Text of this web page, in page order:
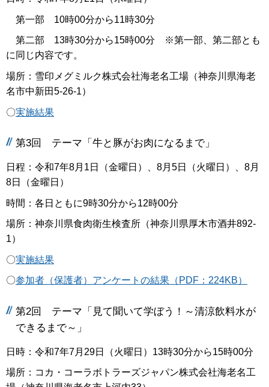
第一部 10時00分から11時30分
第二部 13時30分から15時00分 ※第一部、第二部とも
に同じ内容です。
場所：雪印メグミルク株式会社海老名工場（神奈川県海老
名市中新田5-26-1）
〇実施結果
第3回 テーマ「牛と豚がお肉になるまで」
日程：令和7年8月1日（金曜日）、8月5日（火曜日）、8月
8日（金曜日）
時間：各日ともに9時30分から12時00分
場所：神奈川県食肉衛生検査所（神奈川県厚木市酒井892-
1）
〇実施結果
〇参加者（保護者）アンケートの結果（PDF：224KB）
第2回 テーマ「見て聞いて学ぼう！～清涼飲料水が
できるまで～」
日時：令和7年7月29日（火曜日）13時30分から15時00分
場所：コカ・コーラボトラーズジャパン株式会社海老名工